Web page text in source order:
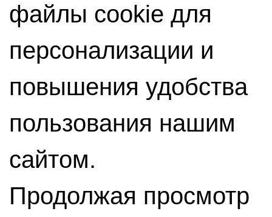
файлы cookie для
персонализации и
повышения удобства
пользования нашим
сайтом.
Продолжая просмотр